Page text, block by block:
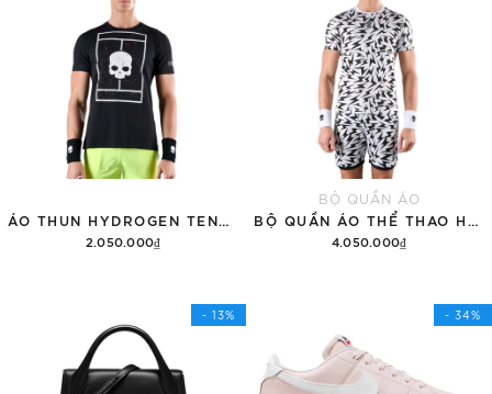
2.050.000₫
BỘ QUẦN ÁO
4.050.000₫
- 13% - 34%